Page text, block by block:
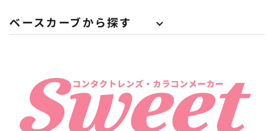
ベースカーブから探す